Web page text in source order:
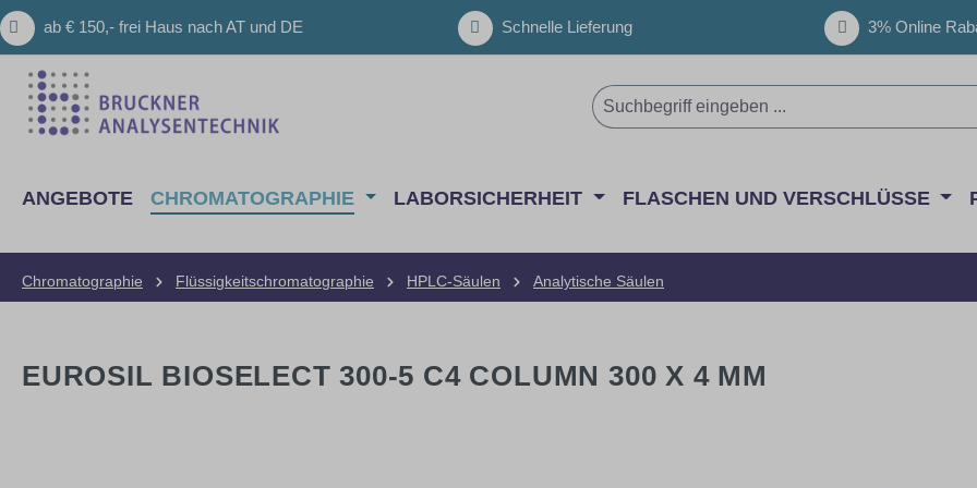
Hauptinhalt springen
Zur Suche springen
Zur Hauptnavigation springen
ab € 150,- frei Haus nach AT und DE Schnelle Lieferung 3% Online
ANGEBOTE CHROMATOGRAPHIE LABORSICHERHEIT FLASCHEN UND VERSCHLÜSSE
Chromatographie Flüssigkeitschromatographie HPLC-Säulen Analytische Säulen
EUROSIL BIOSELECT 300-5 C4 COLUMN 300 X 4 MM